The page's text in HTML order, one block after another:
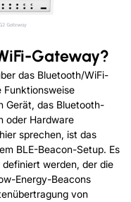
Gateway?
das Bluetooth/WiFi-
Funktionsweise
Gerät, das Bluetooth-
oder Hardware
sprechen, ist das
BLE-Beacon-Setup. Es
werden, der die
Energy-Beacons
von